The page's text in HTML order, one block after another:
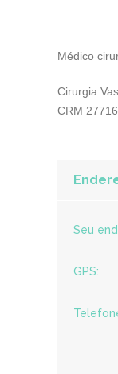
Médico
Cirurgia
CRM
Seu
GPS: